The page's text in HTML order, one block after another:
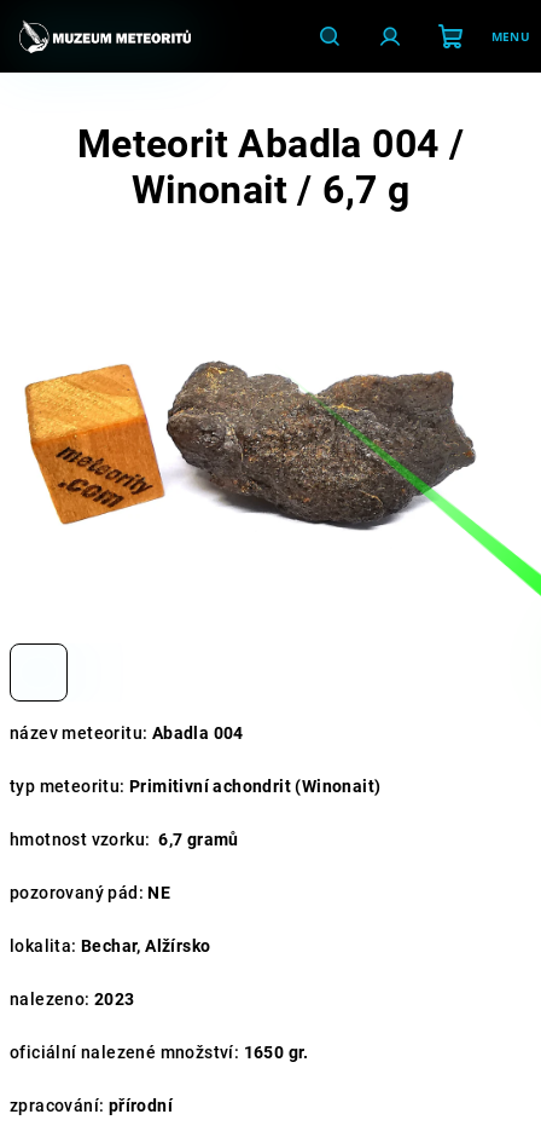
obsah
HledatPřihlášeníNákupní
košík
název meteoritu: Abadla 004
typ meteoritu: Primitivní achondrit (Winonait)
hmotnost vzorku: 6,7 gramů
pozorovaný pád:NE
lokalita: Bechar, Alžírsko
nalezeno: 2023
oficiální nalezené množství: 1650 gr.
zpracování: přírodní
Meteorit Abadla 004 /
Winonait / 6,7 g